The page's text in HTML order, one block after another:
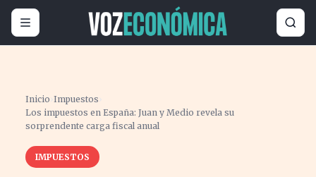
Inicio ›Impuestos ›
Los impuestos en España: Juan y Medio revela su
sorprendente carga fiscal anual
IMPUESTOS